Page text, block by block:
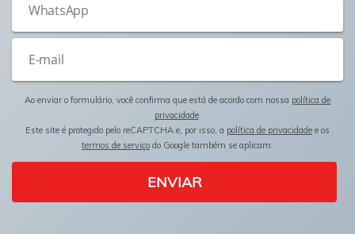
Ao enviar o formulário, você confirma que está de acordo com nossa política de
privacidade.
Este site é protegido pelo reCAPTCHA e, por isso, a política de privacidade e os
termos de serviço do Google também se aplicam.
ENVIAR